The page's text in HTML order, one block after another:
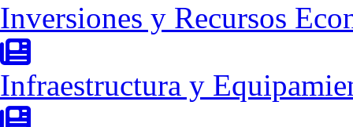
Inversiones y Recursos
Infraestructura y